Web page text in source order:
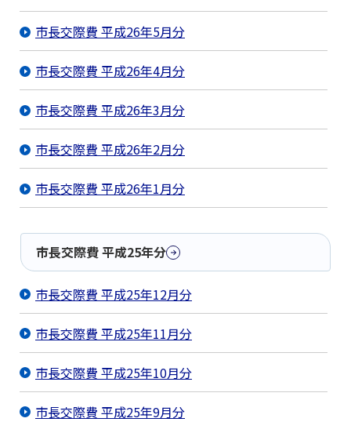
市長交際費 平成26年5月分
市長交際費 平成26年4月分
市長交際費 平成26年3月分
市長交際費 平成26年2月分
市長交際費 平成26年1月分
市長交際費 平成25年分
市長交際費 平成25年12月分
市長交際費 平成25年11月分
市長交際費 平成25年10月分
市長交際費 平成25年9月分